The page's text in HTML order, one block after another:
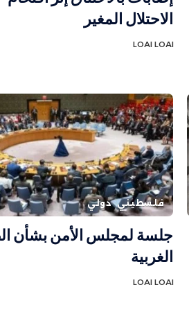
الاحتلال المغير
LOAI LOAI
فلسطيني دولي
جلسة لمجلس الأمن بشأن
الغربية
LOAI LOAI